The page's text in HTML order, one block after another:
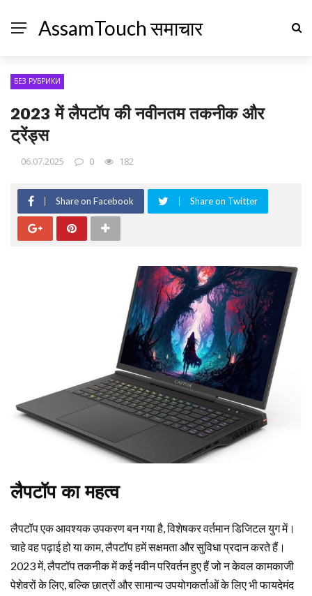
AssamTouch समाचार
БЕЗ РУБРИКИ
2023 में लैपटॉप की नवीनतम तकनीक और
ट्रेंड्स
06.07.2025 0 182
Share on Facebook Share on Twitter
लैपटॉप का महत्व
लैपटॉप एक आवश्यक उपकरण बन गया है, विशेषकर वर्तमान डिजिटल युग में।
चाहे वह पढ़ाई हो या काम, लैपटॉप हमें सक्षमता और सुविधा प्रदान करते हैं।
2023 में, लैपटॉप तकनीक में कई नवीन परिवर्तन हुए हैं जो न केवल कामकाजी
पेशेवरों के लिए, बल्कि छात्रों और सामान्य उपयोगकर्ताओं के लिए भी फायदेमंद